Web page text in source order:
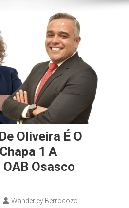
Oliveira É O
1 A
Osasco
Wanderley Berrocozo